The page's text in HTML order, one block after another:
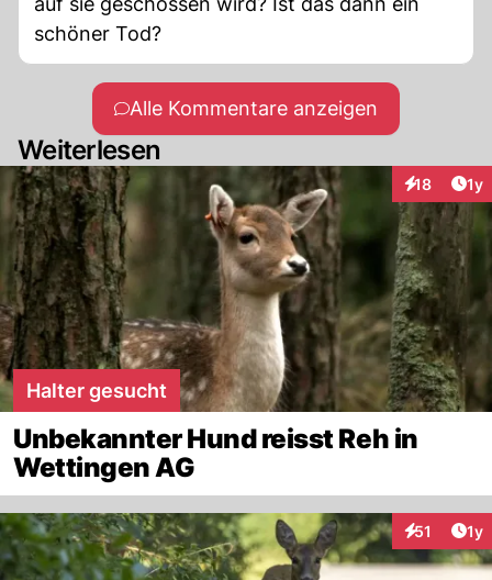
schöner Tod?
Alle Kommentare anzeigen
Weiterlesen
18 1y
Halter gesucht
Unbekannter Hund reisst Reh in
Wettingen AG
51 1y